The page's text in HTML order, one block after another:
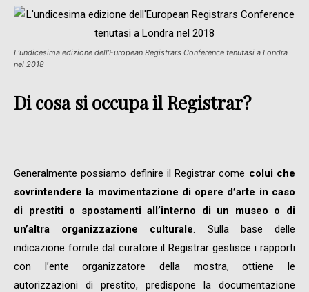
L’undicesima edizione dell’European Registrars Conference tenutasi a Londra
nel 2018
Di cosa si occupa il Registrar?
Generalmente possiamo definire il Registrar come colui che
sovrintendere la movimentazione di opere d’arte in caso
di prestiti o spostamenti all’interno di un museo o di
un’altra organizzazione culturale . Sulla base delle
indicazione fornite dal curatore il Registrar gestisce i rapporti
con l’ente organizzatore della mostra, ottiene le
autorizzazioni di prestito, predispone la documentazione